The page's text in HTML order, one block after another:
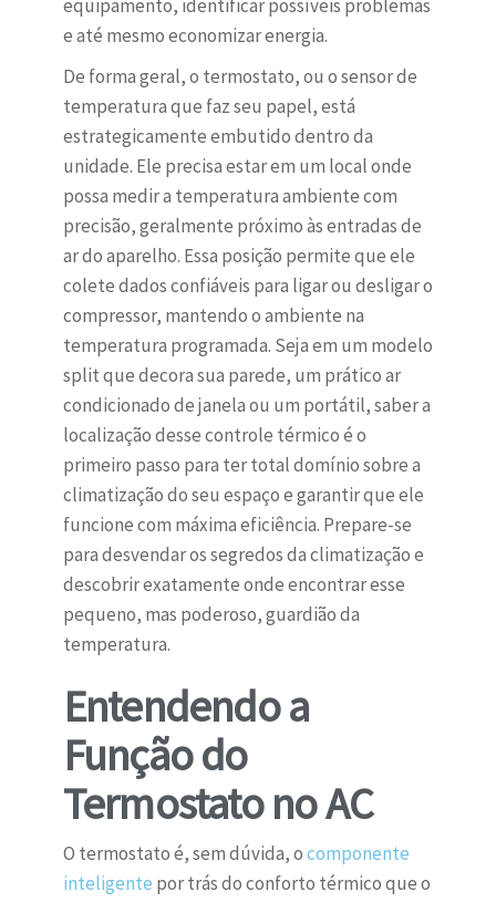
equipamento, identificar possíveis problemas
e até mesmo economizar energia.
De forma geral, o termostato, ou o sensor de
temperatura que faz seu papel, está
estrategicamente embutido dentro da
unidade. Ele precisa estar em um local onde
possa medir a temperatura ambiente com
precisão, geralmente próximo às entradas de
ar do aparelho. Essa posição permite que ele
colete dados confiáveis para ligar ou desligar o
compressor, mantendo o ambiente na
temperatura programada. Seja em um modelo
split que decora sua parede, um prático ar
condicionado de janela ou um portátil, saber a
localização desse controle térmico é o
primeiro passo para ter total domínio sobre a
climatização do seu espaço e garantir que ele
funcione com máxima eficiência. Prepare-se
para desvendar os segredos da climatização e
descobrir exatamente onde encontrar esse
pequeno, mas poderoso, guardião da
temperatura.
Entendendo a
Função do
Termostato no AC
O termostato é, sem dúvida, ocomponente
inteligente por trás do conforto térmico que o